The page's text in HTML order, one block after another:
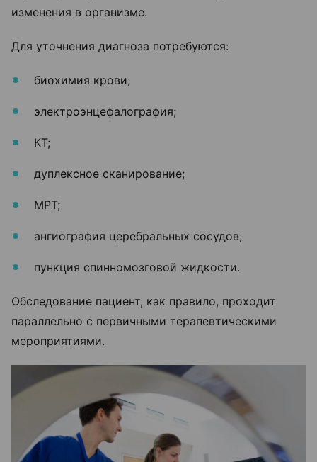
изменения в организме.
Для уточнения диагноза потребуются:
биохимия крови;
электроэнцефалография;
КТ;
дуплексное сканирование;
МРТ;
ангиография церебральных сосудов;
пункция спинномозговой жидкости.
Обследование пациент, как правило, проходит
параллельно с первичными терапевтическими
мероприятиями.